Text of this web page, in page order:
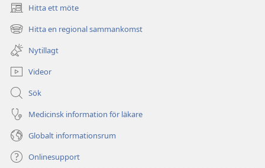
Hitta ett möte
(öppnar
nytt
fönster)
Hitta en regional sammankomst
(öppnar
nytt
fönster)
Nytillagt
Videor
Sök
Medicinsk information för läkare
Globalt informationsrum
Onlinesupport